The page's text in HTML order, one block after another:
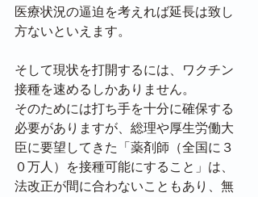
医療状況の逼迫を考えれば延長は致し
方ないといえます。
そして現状を打開するには、ワクチン
接種を速めるしかありません。
そのためには打ち手を十分に確保する
必要がありますが、総理や厚生労働大
臣に要望してきた「薬剤師（全国に３
０万人）を接種可能にすること」は、
法改正が間に合わないこともあり、無